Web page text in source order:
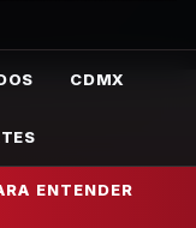
CDMX
ENTENDER